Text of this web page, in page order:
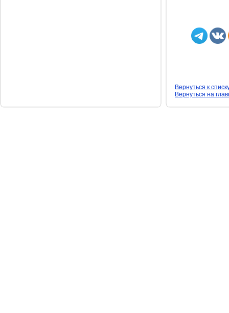
Вернуться к
Вернуться на